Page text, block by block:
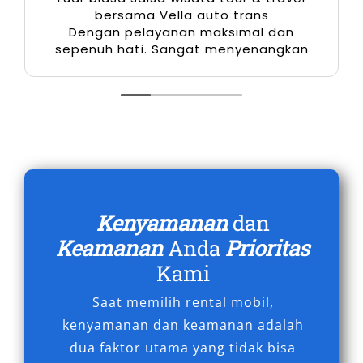
perjalanan.
6. Toyota Innova Zenix Hybrid
Bagi Anda yang peduli dengan efisiensi bahan
hybrid-nya memberikan pengalaman
7. Toyota Alphard
Jika Anda menginginkan kemewahan dan
kenyamanan terbaik, Toyota Alphard adalah
pilihan yang tepat. Dengan kabin yang luas dan
fitur premium, kendaraan ini memberikan
bersama Vella auto trans
Dengan pelayanan maksimal dan
sepenuh hati. Sangat menyenangkan
Kenyamanandan
KeamananAnda Prioritas
Kami
Saat memilih rental mobil,
kenyamanan dan keamanan adalah
dua faktor utama yang tidak bisa